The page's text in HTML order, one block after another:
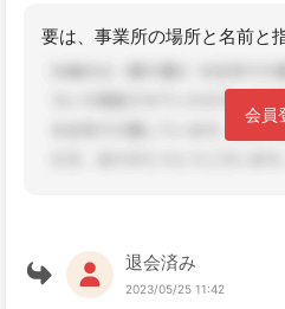
会員
退会済み
2023/05/25 11:42